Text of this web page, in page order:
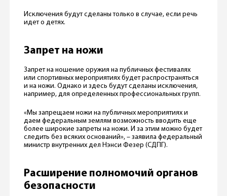
Исключения будут сделаны только в случае, если речь
идет о детях.
Запрет на ножи
Запрет на ношение оружия на публичных фестивалях
или спортивных мероприятиях будет распространяться
и на ножи. Однако и здесь будут сделаны исключения,
например, для определенных профессиональных групп.
«Мы запрещаем ножи на публичных мероприятиях и
даем федеральным землям возможность вводить еще
более широкие запреты на ножи. И за этим можно будет
следить без всяких оснований», – заявила федеральный
министр внутренних дел Нэнси Фезер (СДПГ).
Расширение полномочий органов
безопасности